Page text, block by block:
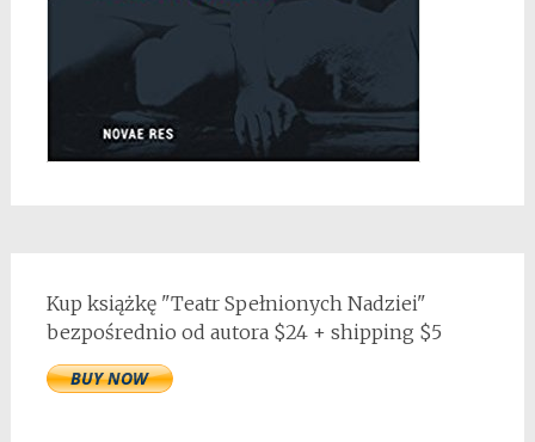
Kup książkę "Teatr Spełnionych Nadziei"
bezpośrednio od autora $24 + shipping $5